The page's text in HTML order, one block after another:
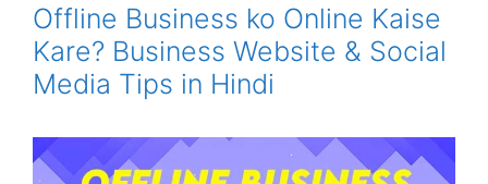
Offline Business ko Online Kaise
Kare? Business Website & Social
Media Tips in Hindi